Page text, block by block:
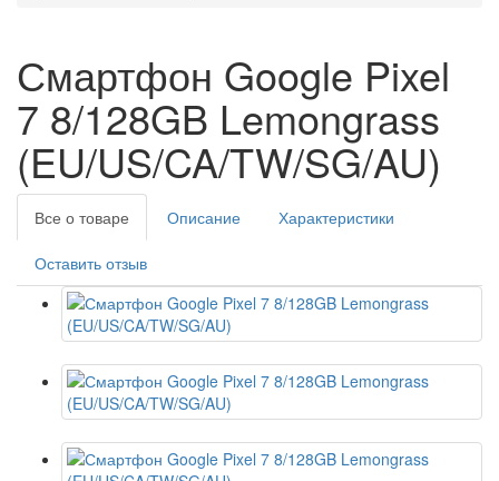
Смартфон Google Pixel
7 8/128GB Lemongrass
(EU/US/CA/TW/SG/AU)
Все о товаре Описание Характеристики
Оставить отзыв